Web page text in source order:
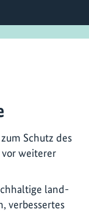
Schutz des
vor weiterer
land-
verbessertes